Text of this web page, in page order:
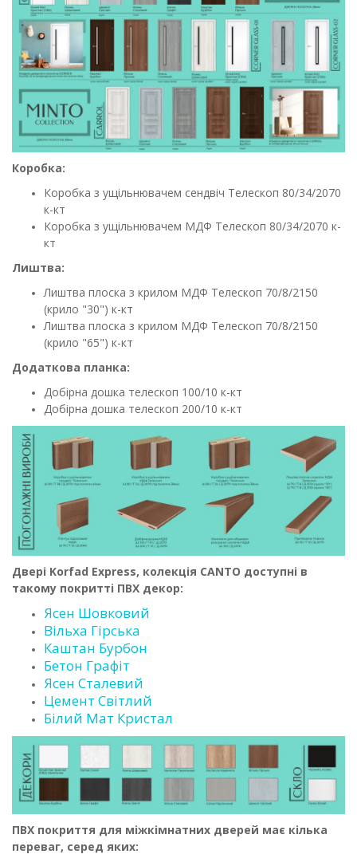
Коробка:
Коробка з ущільнювачем сендвіч Телескоп 80/34/2070
к-кт
Коробка з ущільнювачем МДФ Телескоп 80/34/2070 к-
кт
Лиштва:
Лиштва плоска з крилом МДФ Телескоп 70/8/2150
(крило "30") к-кт
Лиштва плоска з крилом МДФ Телескоп 70/8/2150
(крило "65") к-кт
Додаткова планка:
Добірна дошка телескоп 100/10 к-кт
Добірна дошка телескоп 200/10 к-кт
Двері Korfad Express, колекція CANTO доступні в
такому покритті ПВХ декор:
Ясен Шовковий
Вільха Гірська
Каштан Бурбон
Бетон Графіт
Ясен Сталевий
Цемент Світлий
Білий Мат Кристал
ПВХ покриття для міжкімнатних дверей має кілька
переваг, серед яких: